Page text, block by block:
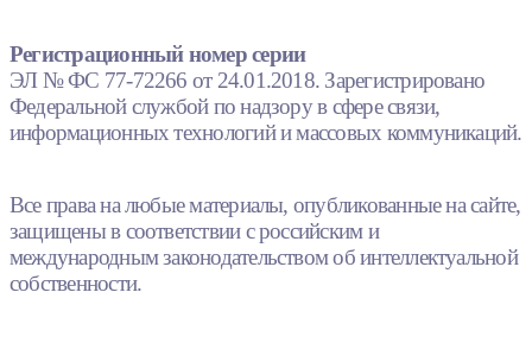
Регистрационный номер серии
ЭЛ № ФС 77-72266 от 24.01.2018. Зарегистрировано
Федеральной службой по надзору в сфере связи,
информационных технологий и массовых коммуникаций.
Все права на любые материалы, опубликованные на сайте,
защищены в соответствии с российским и
международным законодательством об интеллектуальной
собственности.